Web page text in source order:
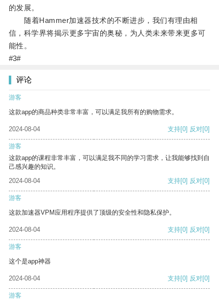
的发展。
随着Hammer加速器技术的不断进步，我们有理由相
信，科学界将揭示更多宇宙的奥秘，为人类未来带来更多可
能性。
#3#
评论
游客
这款app的商品种类非常丰富，可以满足我所有的购物需求。
2024-08-04 支持[0] 反对[0]
游客
这款app的课程非常丰富，可以满足我不同的学习需求，让我能够找到自
己感兴趣的知识。
2024-08-04
支持[0] 反对[0]
游客
这款加速器VPM应用程序提供了顶级的安全性和隐私保护。
2024-08-04 支持[0] 反对[0]
游客
这个是app神器
2024-08-04 支持[0] 反对[0]
游客